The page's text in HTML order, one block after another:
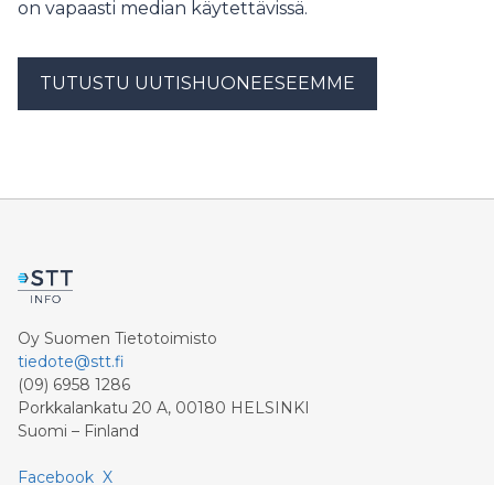
on vapaasti median käytettävissä.
TUTUSTU UUTISHUONEESEEMME
Oy Suomen Tietotoimisto
tiedote@stt.fi
(09) 6958 1286
Porkkalankatu 20 A, 00180 HELSINKI
Suomi – Finland
Facebook X